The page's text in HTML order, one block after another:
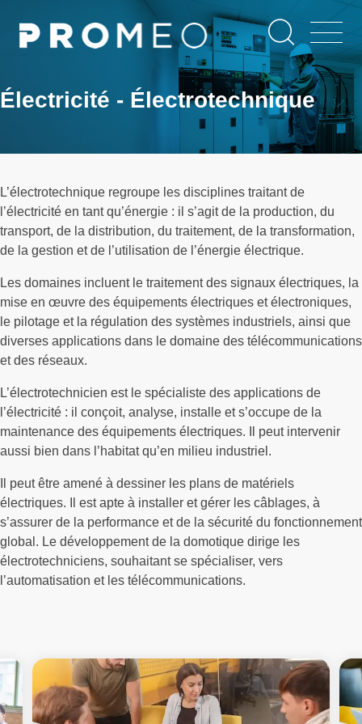
contenu
Électricité - Électrotechnique
L’électrotechnique regroupe les disciplines traitant de
l’électricité en tant qu’énergie : il s’agit de la production, du
transport, de la distribution, du traitement, de la transformation,
de la gestion et de l’utilisation de l’énergie électrique.
Les domaines incluent le traitement des signaux électriques, la
mise en œuvre des équipements électriques et électroniques,
le pilotage et la régulation des systèmes industriels, ainsi que
diverses applications dans le domaine des télécommunications
et des réseaux.
L’électrotechnicien est le spécialiste des applications de
l’électricité : il conçoit, analyse, installe et s’occupe de la
maintenance des équipements électriques. Il peut intervenir
aussi bien dans l’habitat qu’en milieu industriel.
Il peut être amené à dessiner les plans de matériels
électriques. Il est apte à installer et gérer les câblages, à
s’assurer de la performance et de la sécurité du fonctionnement
global. Le développement de la domotique dirige les
électrotechniciens, souhaitant se spécialiser, vers
l’automatisation et les télécommunications.